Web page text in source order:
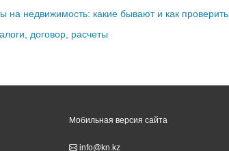
на недвижимость: какие бывают и как проверить
договор, расчеты
Мобильная версия сайта
info@kn.kz